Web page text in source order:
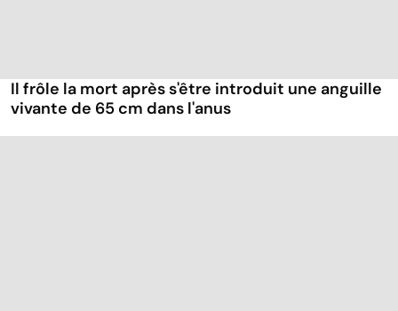
Il frôle la mort après s'être introduit une anguille
vivante de 65 cm dans l'anus